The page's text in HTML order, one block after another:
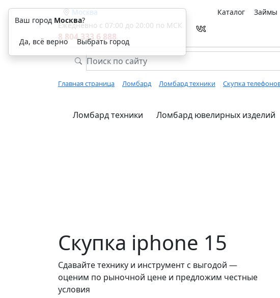
Москва Каталог Займы
Ежедневно с 07:00 до 20:00 по МСК
8 804 333 6 888
Главная страница Ломбард Ломбард техники Скупка
Ломбард техники Ломбард ювелирных изделий
Скупка iphone 15
Сдавайте технику и инструмент с выгодой —
оценим по рыночной цене и предложим честные
условия
Ваш город Москва?
Да, всё верно Выбрать город